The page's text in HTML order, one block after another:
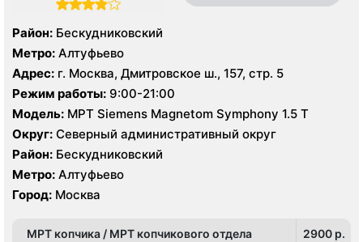
Район: Бескудниковский
Метро: Алтуфьево
Адрес: г. Москва, Дмитровское ш., 157, стр. 5
Режим работы: 9:00-21:00
Модель:
МРТ Siemens Magnetom Symphony 1.5 Т
Округ: Северный административный округ
Район: Бескудниковский
Метро: Алтуфьево
Город: Москва
МРТ копчика / МРТ копчикового отдела
2900 p.